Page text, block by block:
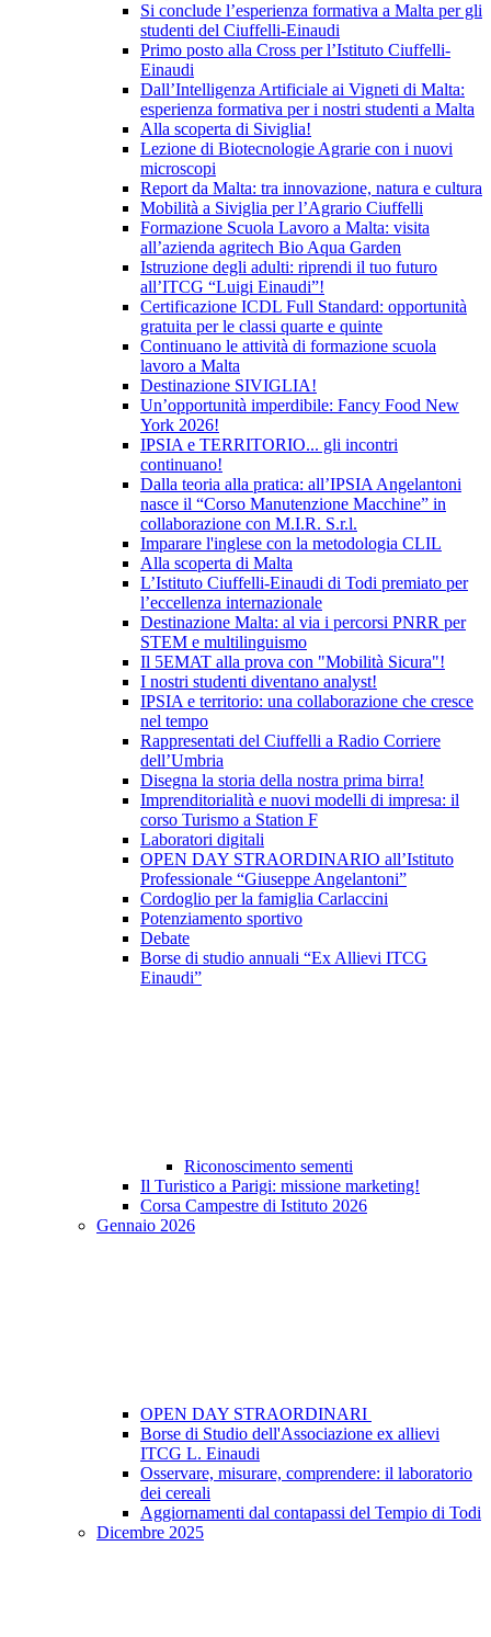
Si conclude l’esperienza formativa a Malta per gli
studenti del Ciuffelli-Einaudi
Primo posto alla Cross per l’Istituto Ciuffelli-
Einaudi
Dall’Intelligenza Artificiale ai Vigneti di Malta:
esperienza formativa per i nostri studenti a Malta
Alla scoperta di Siviglia!
Lezione di Biotecnologie Agrarie con i nuovi
microscopi
Report da Malta: tra innovazione, natura e cultura
Mobilità a Siviglia per l’Agrario Ciuffelli
Formazione Scuola Lavoro a Malta: visita
all’azienda agritech Bio Aqua Garden
Istruzione degli adulti: riprendi il tuo futuro
all’ITCG “Luigi Einaudi”!
Certificazione ICDL Full Standard: opportunità
gratuita per le classi quarte e quinte
Continuano le attività di formazione scuola
lavoro a Malta
Destinazione SIVIGLIA!
Un’opportunità imperdibile: Fancy Food New
York 2026!
IPSIA e TERRITORIO... gli incontri
continuano!
Dalla teoria alla pratica: all’IPSIA Angelantoni
nasce il “Corso Manutenzione Macchine” in
collaborazione con M.I.R. S.r.l.
Imparare l'inglese con la metodologia CLIL
Alla scoperta di Malta
L’Istituto Ciuffelli-Einaudi di Todi premiato per
l’eccellenza internazionale
Destinazione Malta: al via i percorsi PNRR per
STEM e multilinguismo
Il 5EMAT alla prova con "Mobilità Sicura"!
I nostri studenti diventano analyst!
IPSIA e territorio: una collaborazione che cresce
nel tempo
Rappresentati del Ciuffelli a Radio Corriere
dell’Umbria
Disegna la storia della nostra prima birra!
Imprenditorialità e nuovi modelli di impresa: il
corso Turismo a Station F
Laboratori digitali
OPEN DAY STRAORDINARIO all’Istituto
Professionale “Giuseppe Angelantoni”
Cordoglio per la famiglia Carlaccini
Potenziamento sportivo
Debate
Borse di studio annuali “Ex Allievi ITCG
Einaudi”
Riconoscimento sementi
Il Turistico a Parigi: missione marketing!
Corsa Campestre di Istituto 2026
Gennaio 2026
OPEN DAY STRAORDINARI
Borse di Studio dell'Associazione ex allievi
ITCG L. Einaudi
Osservare, misurare, comprendere: il laboratorio
dei cereali
Aggiornamenti dal contapassi del Tempio di Todi
Dicembre 2025